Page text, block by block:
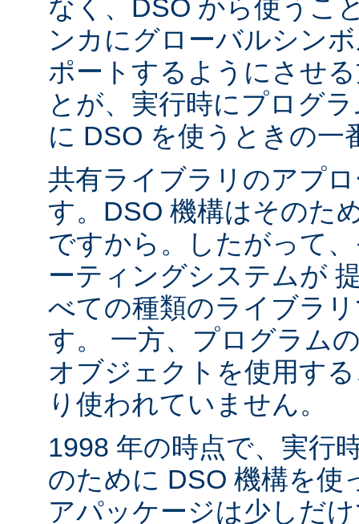
なく、DSO から使うこ
ンカにグローバルシン
ポートするようにさせ
とが、実行時にプログ
に DSO を使うときの一
共有ライブラリのアプ
す。DSO 機構はそのた
ですから。したがって
ーティングシステムが
べての種類のライブラ
す。 一方、プログラム
オブジェクトを使用す
り使われていません。
1998 年の時点で、実行
のために DSO 機構を使
アパッケージは少しだ